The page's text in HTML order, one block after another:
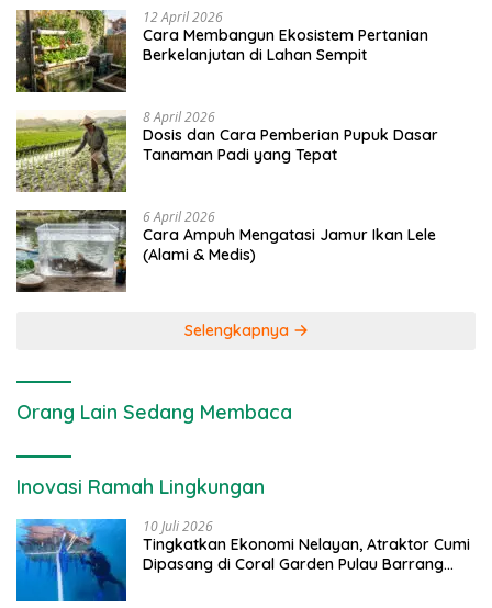
12 April 2026
Cara Membangun Ekosistem Pertanian
Berkelanjutan di Lahan Sempit
8 April 2026
Dosis dan Cara Pemberian Pupuk Dasar
Tanaman Padi yang Tepat
6 April 2026
Cara Ampuh Mengatasi Jamur Ikan Lele
(Alami & Medis)
Selengkapnya
Orang Lain Sedang Membaca
Inovasi Ramah Lingkungan
10 Juli 2026
Tingkatkan Ekonomi Nelayan, Atraktor Cumi
Dipasang di Coral Garden Pulau Barrang